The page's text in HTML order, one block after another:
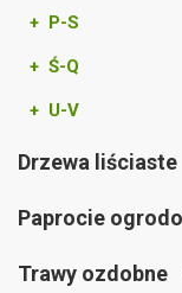
+ P-S
+ Ś-Q
+ U-V
Drzewa liściaste
Paprocie
Trawy ozdobne